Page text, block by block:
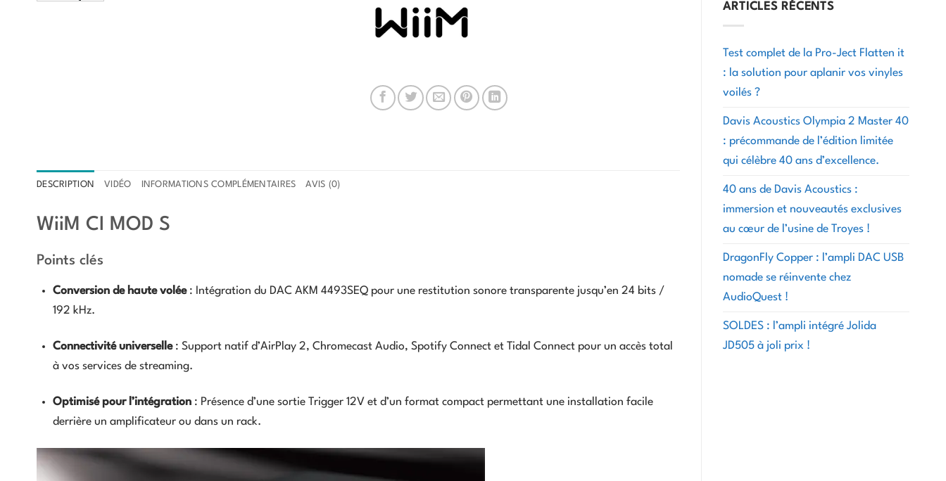
ARTICLES RÉCENTS
Test complet de la Pro-Ject Flatten it
: la solution pour aplanir vos vinyles
voilés ?
Davis Acoustics Olympia 2 Master 40
: précommande de l’édition limitée
qui célèbre 40 ans d’excellence.
40 ans de Davis Acoustics :
immersion et nouveautés exclusives
au cœur de l’usine de Troyes !
DragonFly Copper : l’ampli DAC USB
nomade se réinvente chez
AudioQuest !
SOLDES : l’ampli intégré Jolida
JD505 à joli prix !
DESCRIPTION VIDÉO INFORMATIONS COMPLÉMENTAIRES AVIS (0)
WiiM CI MOD S
Points clés
Conversion de haute volée: Intégration du DAC AKM 4493SEQ pour une restitution sonore transparente jusqu’en 24 bits /
192 kHz.
Connectivité universelle: Support natif d’AirPlay 2, Chromecast Audio, Spotify Connect et Tidal Connect pour un accès total
à vos services de streaming.
Optimisé pour l’intégration: Présence d’une sortie Trigger 12V et d’un format compact permettant une installation facile
derrière un amplificateur ou dans un rack.